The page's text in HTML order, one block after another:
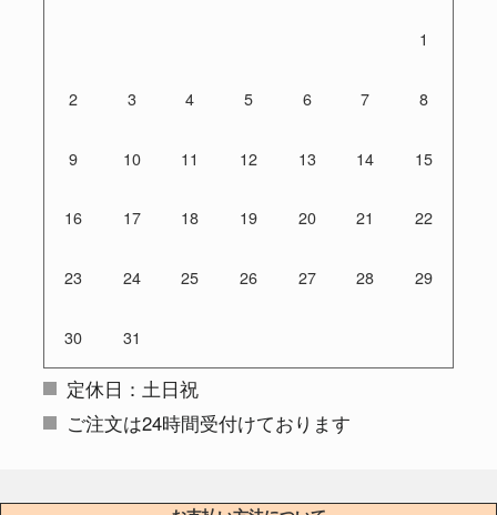
1
2 3 4 5 6 7 8
9 10 11 12 13 14 15
16 17 18 19 20 21 22
23 24 25 26 27 28 29
30 31
定休日：土日祝
ご注文は24時間受付けております